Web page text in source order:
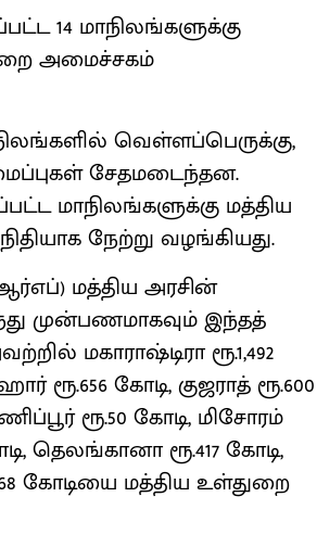
14 மாநிலங்களுக்கு
அமைச்சகம்
வெள்ளப்பெருக்கு,
சேதமடைந்தன.
மாநிலங்களுக்கு மத்திய
நேற்று வழங்கியது.
மத்திய அரசின்
முன்பணமாகவும் இந்தத்
மகாராஷ்டிரா ரூ.1,492
ரூ.656 கோடி, குஜராத் ரூ.600
ரூ.50 கோடி, மிசோரம்
தெலங்கானா ரூ.417 கோடி,
கோடியை மத்திய உள்துறை